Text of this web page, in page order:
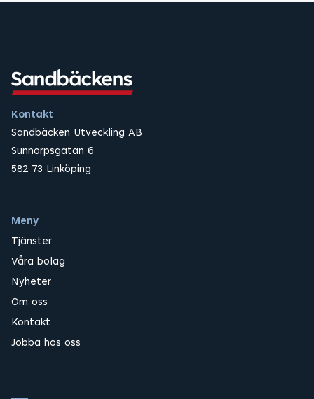
Kontakt
Sandbäcken Utveckling AB
Sunnorpsgatan 6
582 73 Linköping
Meny
Tjänster
Våra bolag
Nyheter
Om oss
Kontakt
Jobba hos oss